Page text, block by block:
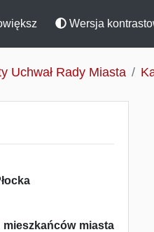
Wersja
Uchwał Rady Miasta
mieszkańców miasta